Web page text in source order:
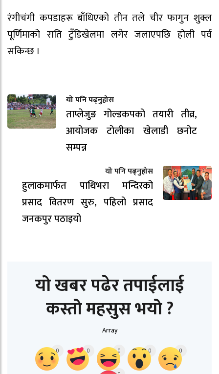
रंगीचंगी कपडाहरू बाँधिएको तीन तले चीर फागुन शुक्ल
पूर्णिमाको राति टुँडिखेलमा लगेर जलाएपछि होली पर्व
सकिन्छ ।
यो पनि पढ्नुहोस
ताप्लेजुङ गोल्डकपको तयारी तीव्र,
आयोजक टोलीका खेलाडी छनोट
सम्पन्न
यो पनि पढ्नुहोस
हुलाकमार्फत पाथिभरा मन्दिरको
प्रसाद वितरण सुरु, पहिलो प्रसाद
जनकपुर पठाइयो
यो खबर पढेर तपाईलाई
कस्तो महसुस भयो ?
Array
0 0 0 0 0